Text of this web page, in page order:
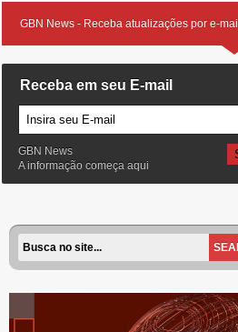
GBN News - Receba atualizações por e-mail
Receba em seu E-mail
GBN News
A informação começa aqui